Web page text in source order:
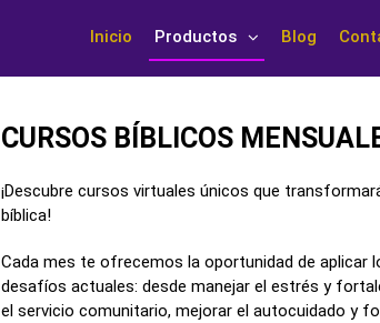
Inicio Productos Blog
CURSOS BÍBLICOS
¡Descubre cursos virtuales únicos que
bíblica!
Cada mes te ofrecemos la oportunidad de aplicar
desafíos actuales: desde manejar el estrés y
el servicio comunitario, mejorar el autocuidado y